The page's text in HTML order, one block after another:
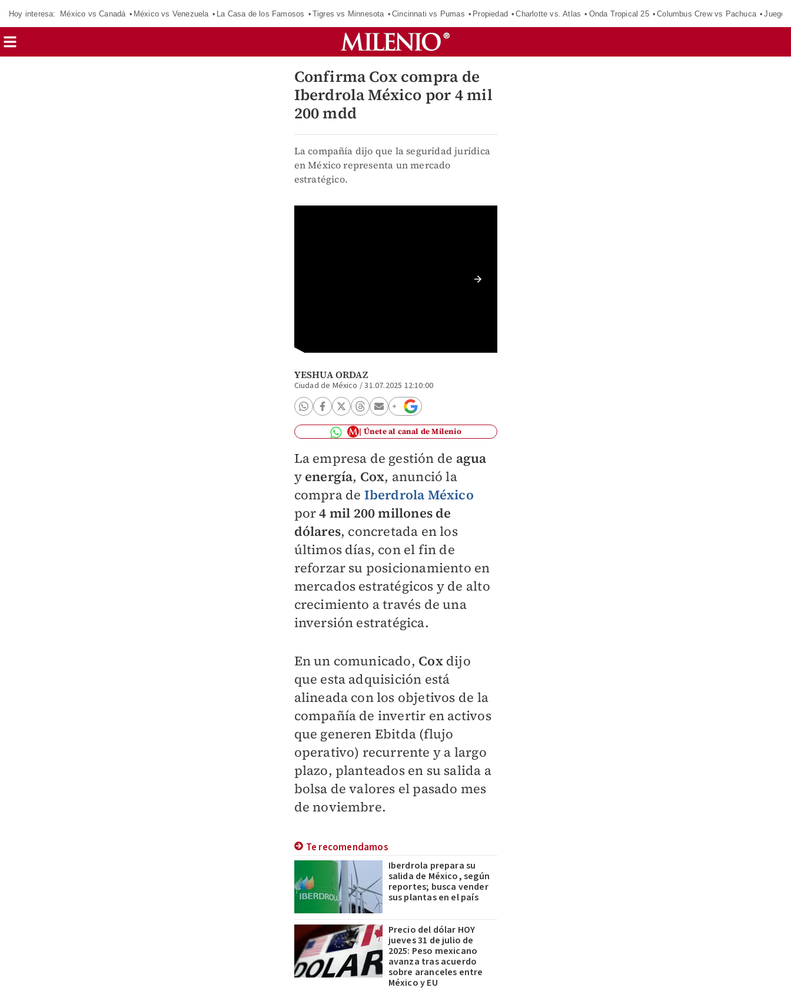
Hoy interesa: México vs Canadá México vs Venezuela La Casa de los Famosos Tigres vs Minnesota Cincinnati vs Pumas Propiedad Charlotte vs. Atlas Onda Tropical 25 Columbus Crew vs Pachuca
Confirma Cox compra de
Iberdrola México por 4 mil
200 mdd
La compañía dijo que la seguridad jurídica
en México representa un mercado
estratégico.
YESHUA ORDAZ
Ciudad de México /31.07.2025 12:10:00
Únete al canal de Milenio
La empresa de gestión de agua
y energía, Cox, anunció la
compra de Iberdrola México
por4 mil 200 millones de
dólares, concretada en los
últimos días, con el fin de
reforzar su posicionamiento en
mercados estratégicos y de alto
crecimiento a través de una
inversión estratégica.
En un comunicado, Cox dijo
que esta adquisición está
alineada con los objetivos de la
compañía de invertir en activos
que generen Ebitda (flujo
operativo) recurrente y a largo
plazo, planteados en su salida a
bolsa de valores el pasado mes
de noviembre.
Te recomendamos
Iberdrola prepara su
salida de México, según
reportes; busca vender
sus plantas en el país
Precio del dólar HOY
jueves 31 de julio de
2025: Peso mexicano
avanza tras acuerdo
sobre aranceles entre
México y EU